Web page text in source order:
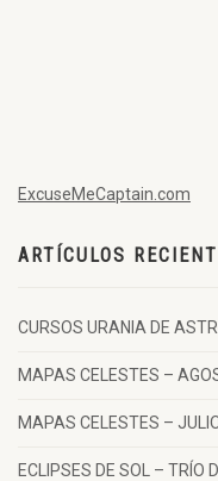
ExcuseMeCaptain.com
ARTÍCULOS
CURSOS URANIA DE
MAPAS CELESTES –
MAPAS CELESTES –
ECLIPSES DE SOL – TRÍO